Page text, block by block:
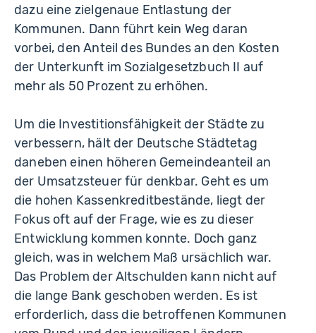
dazu eine zielgenaue Entlastung der
Kommunen. Dann führt kein Weg daran
vorbei, den Anteil des Bundes an den Kosten
der Unterkunft im Sozialgesetzbuch II auf
mehr als 50 Prozent zu erhöhen.
Um die Investitionsfähigkeit der Städte zu
verbessern, hält der Deutsche Städtetag
daneben einen höheren Gemeindeanteil an
der Umsatzsteuer für denkbar. Geht es um
die hohen Kassenkreditbestände, liegt der
Fokus oft auf der Frage, wie es zu dieser
Entwicklung kommen konnte. Doch ganz
gleich, was in welchem Maß ursächlich war.
Das Problem der Altschulden kann nicht auf
die lange Bank geschoben werden. Es ist
erforderlich, dass die betroffenen Kommunen